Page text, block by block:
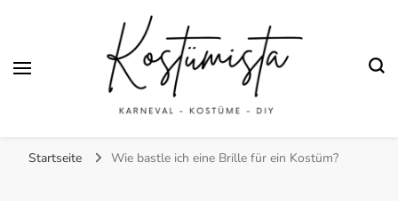
Startseite Wie bastle ich eine Brille für ein Kostüm?